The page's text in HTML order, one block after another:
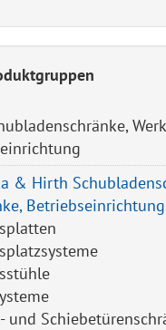
& Hirth
Betriebseinrichtung
und